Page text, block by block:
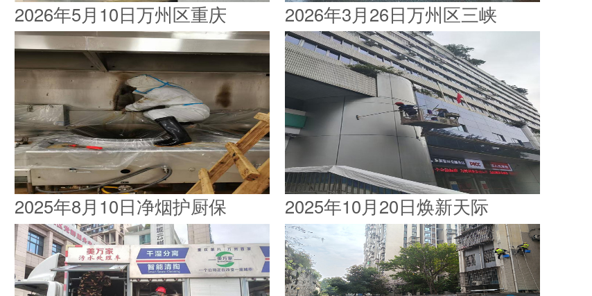
2026年5月10日万州区重庆 2026年3月26日万州区三峡
2025年8月10日净烟护厨保 2025年10月20日焕新天际